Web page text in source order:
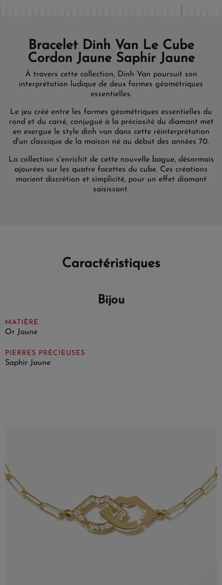
Bracelet Dinh Van Le Cube
Cordon Jaune Saphir Jaune
À travers cette collection, Dinh Van poursuit son
interprétation ludique de deux formes géométriques
essentielles.
Le jeu créé entre les formes géométriques essentielles du
rond et du carré, conjugué à la préciosité du diamant met
en exergue le style dinh van dans cette réinterprétation
d'un classique de la maison né au début des années 70.
La collection s'enrichit de cette nouvelle bague, désormais
ajourées sur les quatre facettes du cube. Ces créations
marient discrétion et simplicité, pour un effet diamant
saisissant.
Caractéristiques
Bijou
MATIÈRE
Or Jaune
PIERRES PRÉCIEUSES
Saphir Jaune